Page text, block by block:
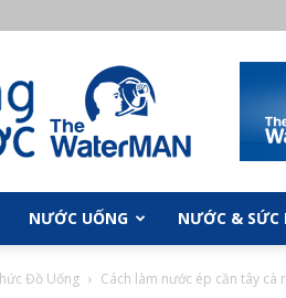
NƯỚC UỐNG NƯỚC & SỨC
Đồ Uống Cách làm nước ép cần tây cà